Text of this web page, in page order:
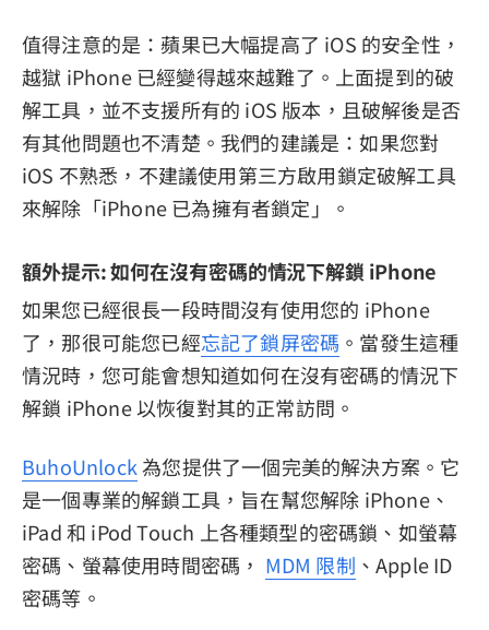
值得注意的是：蘋果已大幅提高了 iOS 的安全性，
越獄 iPhone 已經變得越來越難了。上面提到的破
解工具，並不支援所有的 iOS 版本，且破解後是否
有其他問題也不清楚。我們的建議是：如果您對
iOS 不熟悉，不建議使用第三方啟用鎖定破解工具
來解除「iPhone 已為擁有者鎖定」。
額外提示: 如何在沒有密碼的情況下解鎖 iPhone
如果您已經很長一段時間沒有使用您的 iPhone
了，那很可能您已經忘記了鎖屏密碼 。當發生這種
情況時，您可能會想知道如何在沒有密碼的情況下
解鎖 iPhone 以恢復對其的正常訪問。
BuhoUnlock為您提供了一個完美的解決方案。它
是一個專業的解鎖工具，旨在幫您解除 iPhone、
iPad 和 iPod Touch 上各種類型的密碼鎖、如螢幕
密碼、螢幕使用時間密碼， MDM 限制 、Apple ID
密碼等。